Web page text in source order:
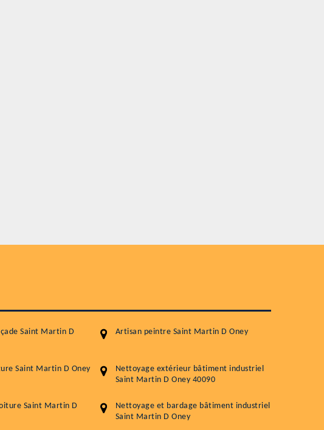
Saint Martin D
Artisan peintre Saint Martin D Oney
Saint Martin D Oney
Nettoyage extérieur bâtiment industriel
Saint Martin D Oney 40090
Saint Martin D
Nettoyage et bardage bâtiment industriel
Saint Martin D Oney
5.0 (118avis)
Artisant local recommander
05 33 06 15 63
76 chemin de la Source 40180